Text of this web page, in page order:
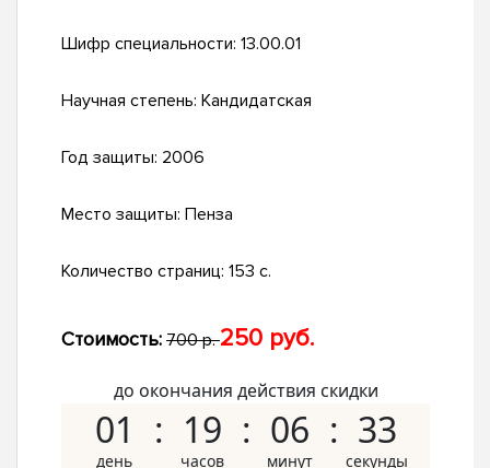
Шифр специальности: 13.00.01
Научная степень: Кандидатская
Год защиты: 2006
Место защиты: Пенза
Количество страниц: 153 с.
Стоимость: 700 р.250 руб.
до окончания действия скидки
01 19 06 32